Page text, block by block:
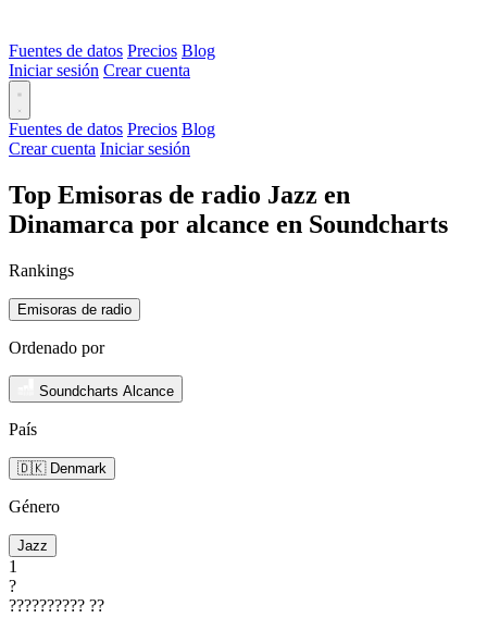
Fuentes de datos Precios Blog
Iniciar sesión Crear cuenta
Fuentes de datos Precios Blog
Crear cuenta Iniciar sesión
Top Emisoras de radio Jazz en
Dinamarca por alcance en Soundcharts
Rankings
Emisoras de radio
Ordenado por
Soundcharts Alcance
País
🇩🇰 Denmark
Género
Jazz
1
?
?????????? ??